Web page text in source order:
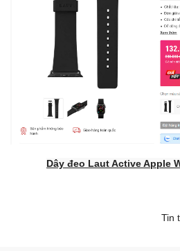
Dây đeo Laut Active Apple
Tin